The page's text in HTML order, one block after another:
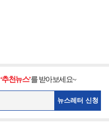
‘추천뉴스’를 받아보세요~
뉴스레터 신청